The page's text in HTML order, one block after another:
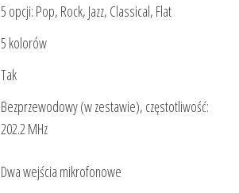
5 opcji: Pop, Rock, Jazz, Classical, Flat
5 kolorów
Tak
Bezprzewodowy (w zestawie), częstotliwość:
202.2 MHz
Dwa wejścia mikrofonowe